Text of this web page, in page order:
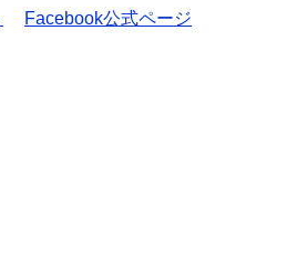
Facebook公式ページ